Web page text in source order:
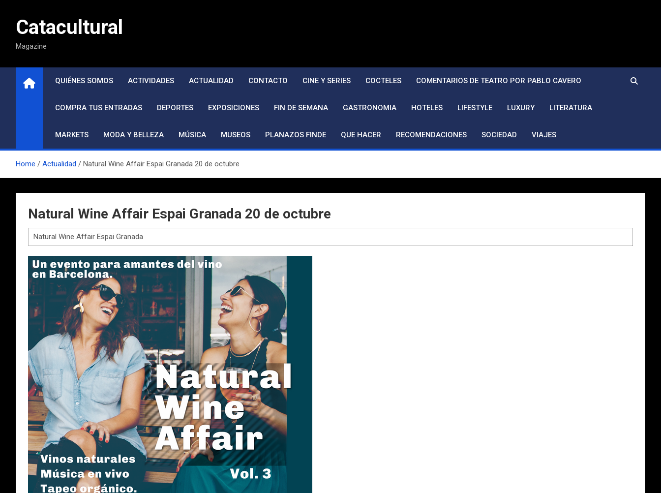
contenidoCatacultural
Magazine
QUIÉNES SOMOS ACTIVIDADES ACTUALIDAD CONTACTO CINE Y SERIES COCTELES COMENTARIOS DE TEATRO POR PABLO CAVERO
COMPRA TUS ENTRADAS DEPORTES EXPOSICIONES FIN DE SEMANA GASTRONOMIA HOTELES LIFESTYLE LUXURY LITERATURA
MARKETS MODA Y BELLEZA MÚSICA MUSEOS PLANAZOS FINDE QUE HACER RECOMENDACIONES SOCIEDAD VIAJES
Home Actualidad Natural Wine Affair Espai Granada 20 de octubre
Natural Wine Affair Espai Granada 20 de octubre
Natural Wine Affair Espai Granada